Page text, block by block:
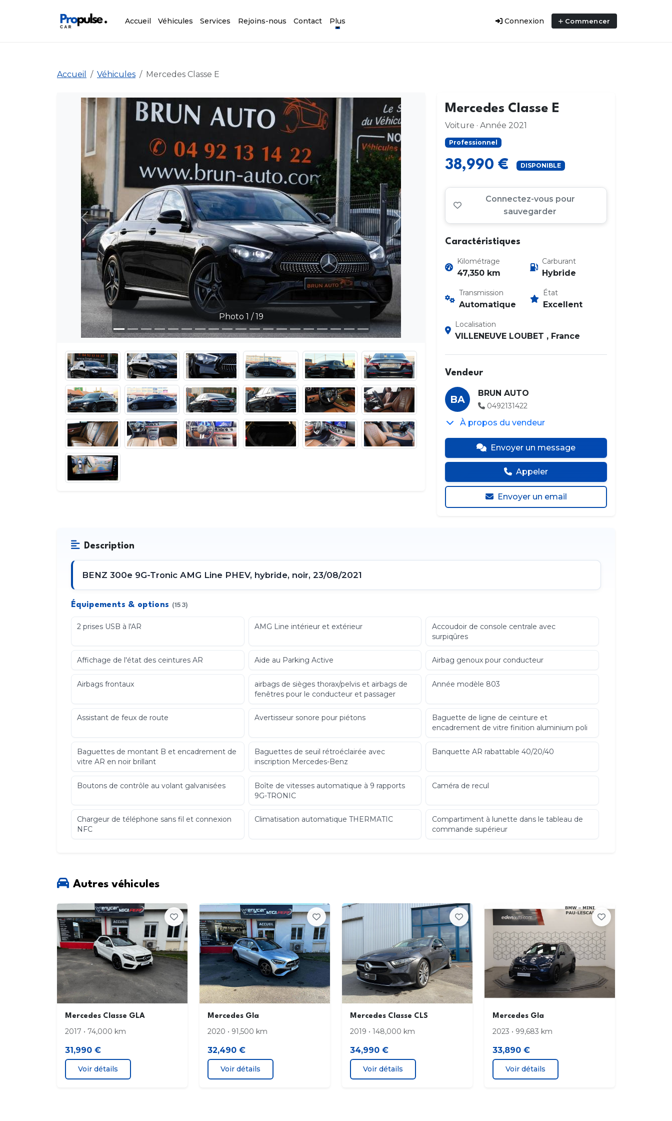
Accueil Véhicules Services Rejoins-nous Contact Plus Connexion Commencer
Accueil Véhicules Mercedes Classe E
Photo 1 / 19
Précédent Suivant
Mercedes Classe E
Voiture · Année 2021
Professionnel
38,990 € DISPONIBLE
Connectez-vous pour
sauvegarder
Caractéristiques
Kilométrage
47,350 km
Carburant
Hybride
Transmission
Automatique
État
Excellent
Localisation
VILLENEUVE LOUBET , France
Vendeur
BA
BRUN AUTO
0492131422
À propos du vendeur
Envoyer un message
Appeler
Envoyer un email
Description
BENZ 300e 9G-Tronic AMG Line PHEV, hybride, noir, 23/08/2021
Équipements & options (153)
2 prises USB à l'AR AMG Line intérieur et extérieur
Accoudoir de console centrale avec
surpiqûres
Affichage de l'état des ceintures AR Aide au Parking Active Airbag genoux pour conducteur
Airbags frontaux
airbags de sièges thorax/pelvis et airbags de
fenêtres pour le conducteur et passager
Année modèle 803
Assistant de feux de route Avertisseur sonore pour piétons
Baguette de ligne de ceinture et
encadrement de vitre finition aluminium poli
Baguettes de montant B et encadrement de
vitre AR en noir brillant
Baguettes de seuil rétroéclairée avec
inscription Mercedes-Benz
Banquette AR rabattable 40/20/40
Boutons de contrôle au volant galvanisées
Boîte de vitesses automatique à 9 rapports
9G-TRONIC
Caméra de recul
Chargeur de téléphone sans fil et connexion
NFC
Climatisation automatique THERMATIC
Compartiment à lunette dans le tableau de
commande supérieur
5 m
Câble de charge pour prise domestique type E/F CEE 7/7 DYNAMIC SELECT
DYNAMIC SELECT avec 5 modes de conduite
: Confort
Eco Sport
Sport+ Individuel Disques de frein perforés et étriers de frein
finition argent frappés du monogramme Mercedes-Benz Documents COC Euro 6
Double bosselage prononcé sur le capot Double porte-gobelets
Désactivation automatique de l'airbag
Détecteur d'angle mort Détecteur de panneaux de signalisation Eclairage Intérieur
Eclairage d'ambiance avec 64 tonalités
Ecran média de 31
Autres véhicules
Mercedes Classe GLA
2017 • 74,000 km
31,990 €
Voir détails
Mercedes Gla
2020 • 91,500 km
32,490 €
Voir détails
Mercedes Classe CLS
2019 • 148,000 km
34,990 €
Voir détails
Mercedes Gla
2023 • 99,683 km
33,890 €
Voir détails